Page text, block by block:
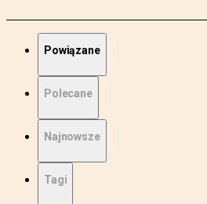
Powiązane
Polecane
Najnowsze
Tagi